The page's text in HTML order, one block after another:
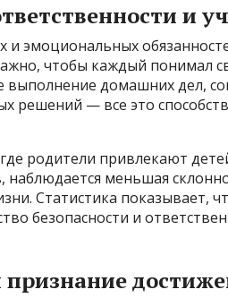
и
и эмоциональных
чтобы каждый понимал
выполнение домашних дел,
решений — все это
родители привлекают
меньшая
Статистика показывает,
безопасности и